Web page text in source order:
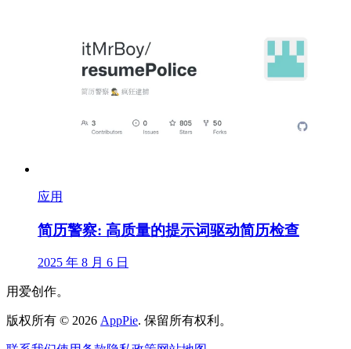
应用
简历警察: 高质量的提示词驱动简历检查
2025 年 8 月 6 日
用爱创作。
版权所有 © 2026 AppPie. 保留所有权利。